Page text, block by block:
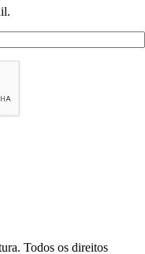
Todos os direitos